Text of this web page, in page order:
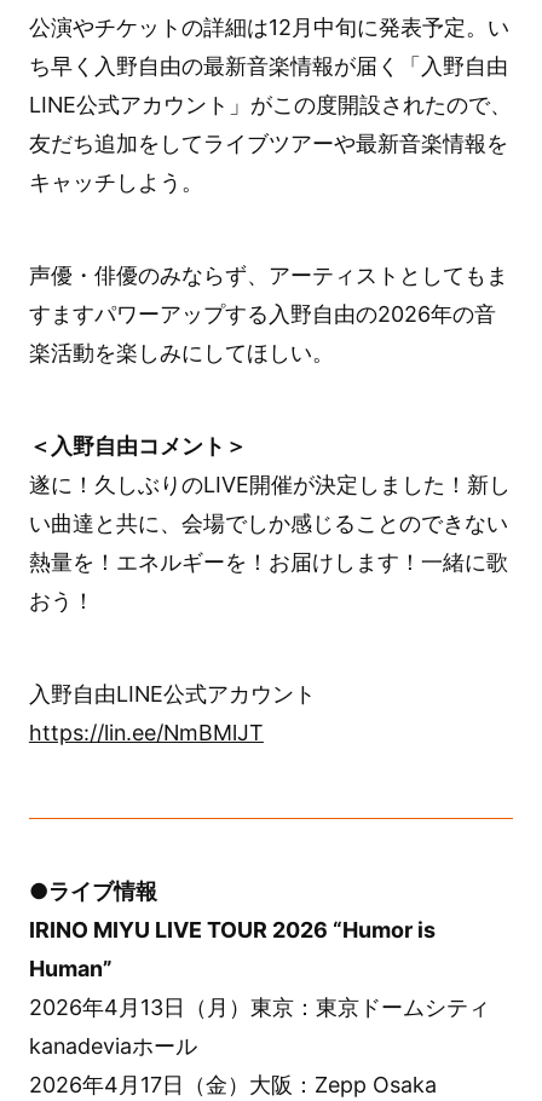
公演やチケットの詳細は12月中旬に発表予定。い
ち早く入野自由の最新音楽情報が届く「入野自由
LINE公式アカウント」がこの度開設されたので、
友だち追加をしてライブツアーや最新音楽情報を
キャッチしよう。
声優・俳優のみならず、アーティストとしてもま
すますパワーアップする入野自由の2026年の音
楽活動を楽しみにしてほしい。
＜入野自由コメント＞
遂に！久しぶりのLIVE開催が決定しました！新し
い曲達と共に、会場でしか感じることのできない
熱量を！エネルギーを！お届けします！一緒に歌
おう！
入野自由LINE公式アカウント
https://lin.ee/NmBMlJT
●ライブ情報
IRINO MIYU LIVE TOUR 2026 “Humor is
Human”
2026年4月13日（月）東京：東京ドームシティ
kanadeviaホール
2026年4月17日（金）大阪：Zepp Osaka